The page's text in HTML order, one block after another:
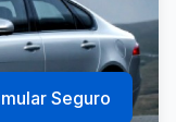
Seguro